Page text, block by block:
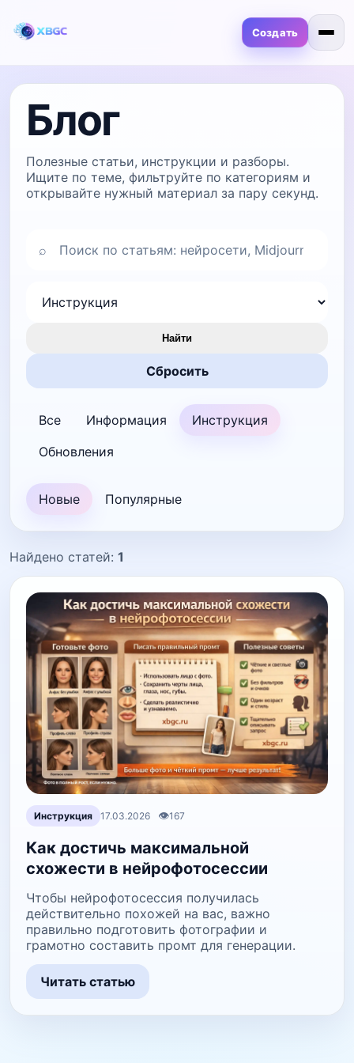
Создать
Блог
Полезные статьи, инструкции и разборы.
Ищите по теме, фильтруйте по категориям и
открывайте нужный материал за пару секунд.
⌕
Найти
Сбросить
Все Информация
Инструкция
Обновления
Новые Популярные
Найдено статей: 1
Инструкция 17.03.2026 👁167
Как достичь максимальной
схожести в нейрофотосессии
Чтобы нейрофотосессия получилась
действительно похожей на вас, важно
правильно подготовить фотографии и
грамотно составить промт для генерации.
Читать статью